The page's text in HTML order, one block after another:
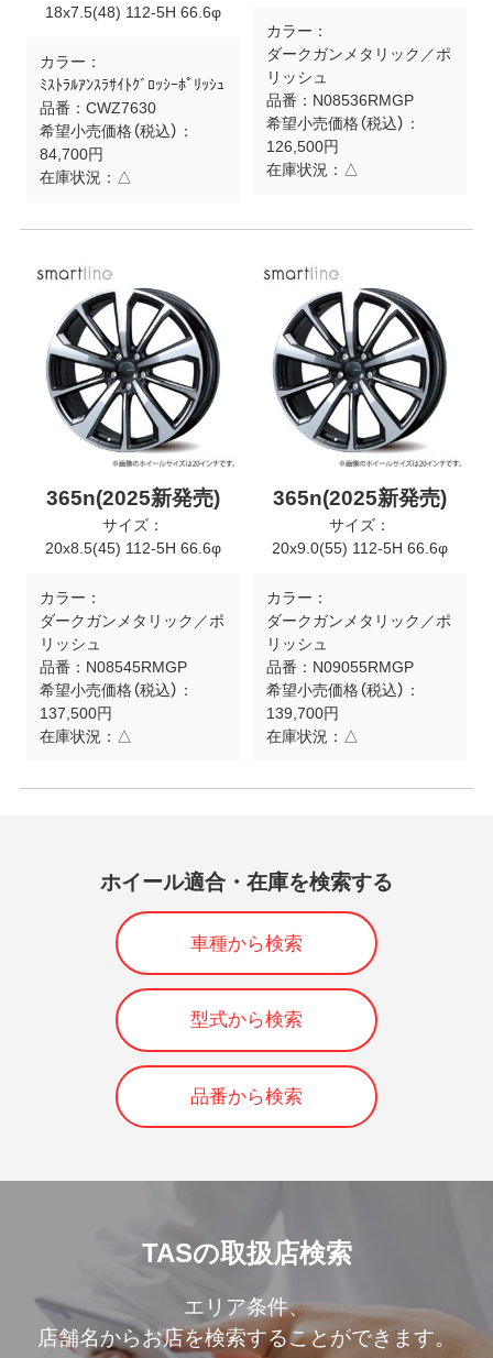
18x7.5(48) 112-5H 66.6φ
カラー：
ﾐｽﾄﾗﾙｱﾝｽﾗｻｲﾄｸﾞﾛｯｼｰﾎﾟﾘｯｼｭ
品番： CWZ7630
希望小売価格（税込）：
84,700円
在庫状況： △
カラー：
ダークガンメタリック／ポ
リッシュ
品番： N08536RMGP
希望小売価格（税込）：
126,500円
在庫状況： △
365n(2025新発売)
サイズ：
20x8.5(45) 112-5H 66.6φ
カラー：
ダークガンメタリック／ポ
リッシュ
品番： N08545RMGP
希望小売価格（税込）：
137,500円
在庫状況： △
365n(2025新発売)
サイズ：
20x9.0(55) 112-5H 66.6φ
カラー：
ダークガンメタリック／ポ
リッシュ
品番： N09055RMGP
希望小売価格（税込）：
139,700円
在庫状況： △
ホイール適合・在庫を検索する
車種から検索
型式から検索
品番から検索
TASの取扱店検索
エリア条件、
店舗名からお店を検索することができます。